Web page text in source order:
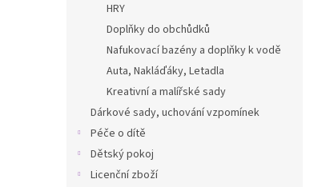
HRY
Doplňky do obchůdků
Nafukovací bazény a doplňky k vodě
Auta, Nakláďáky, Letadla
Kreativní a malířské sady
Dárkové sady, uchování vzpomínek
Péče o dítě
Dětský pokoj
Licenční zboží